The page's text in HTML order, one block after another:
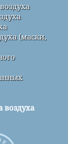
(маски,
воздуха